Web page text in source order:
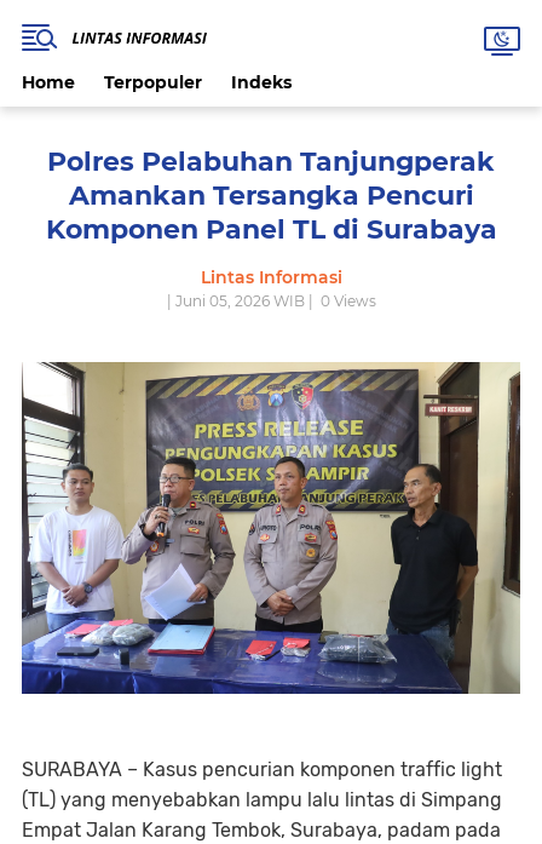
Home Terpopuler Indeks
Polres Pelabuhan Tanjungperak
Amankan Tersangka Pencuri
Komponen Panel TL di Surabaya
Lintas Informasi
| Juni 05, 2026 WIB | 0Views
SURABAYA – Kasus pencurian komponen traffic light
(TL) yang menyebabkan lampu lalu lintas di Simpang
Empat Jalan Karang Tembok, Surabaya, padam pada